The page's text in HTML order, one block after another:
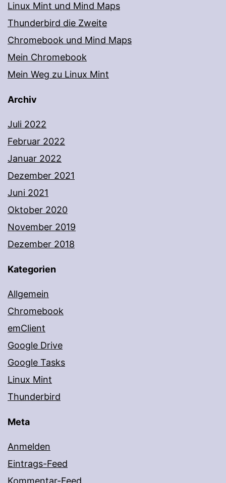
Linux Mint und Mind Maps
Thunderbird die Zweite
Chromebook und Mind Maps
Mein Chromebook
Mein Weg zu Linux Mint
Archiv
Juli 2022
Februar 2022
Januar 2022
Dezember 2021
Juni 2021
Oktober 2020
November 2019
Dezember 2018
Kategorien
Allgemein
Chromebook
emClient
Google Drive
Google Tasks
Linux Mint
Thunderbird
Meta
Anmelden
Eintrags-Feed